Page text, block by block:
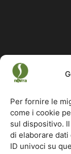
Per fornire le
come i cookie
sul dispositivo.
di elaborare
ID univoci su